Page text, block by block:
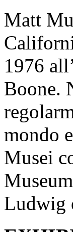
Matt
1976
Boone.
mondo
Musei
Ludwig